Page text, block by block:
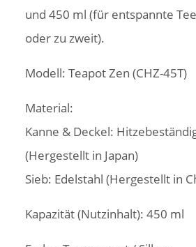
und 450 ml (für entspannte
oder zu zweit).
Modell: Teapot Zen (CHZ-45T)
Material:
Kanne & Deckel:
(Hergestellt in Japan)
Sieb: Edelstahl (Hergestellt in
Kapazität (Nutzinhalt): 450 ml